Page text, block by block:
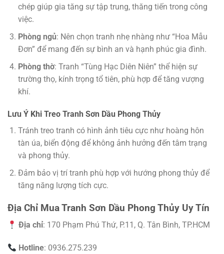
chép giúp gia tăng sự tập trung, thăng tiến trong công
việc.
Phòng ngủ: Nên chọn tranh nhẹ nhàng như “Hoa Mẫu
Đơn” để mang đến sự bình an và hạnh phúc gia đình.
Phòng thờ: Tranh “Tùng Hạc Diên Niên” thể hiện sự
trường thọ, kính trọng tổ tiên, phù hợp để tăng vượng
khí.
Lưu Ý Khi Treo Tranh Sơn Dầu Phong Thủy
Tránh treo tranh có hình ảnh tiêu cực như hoàng hôn
tàn úa, biển động để không ảnh hưởng đến tâm trạng
và phong thủy.
Đảm bảo vị trí tranh phù hợp với hướng phong thủy để
tăng năng lượng tích cực.
Địa Chỉ Mua Tranh Sơn Dầu Phong Thủy Uy Tín
Địa chỉ: 170 Phạm Phú Thứ, P.11, Q. Tân Bình, TP.HCM
Hotline: 0936.275.239